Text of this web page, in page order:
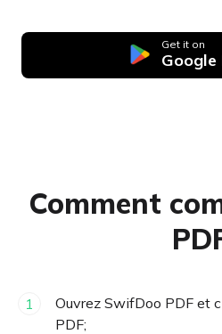
Get it on
Google
Comment
1
Ouvrez SwifDoo PDF et
PDF;